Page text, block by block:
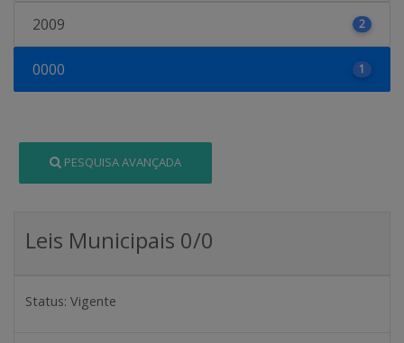
2009 2
0000 1
PESQUISA AVANÇADA
Leis Municipais 0/0
Status: Vigente